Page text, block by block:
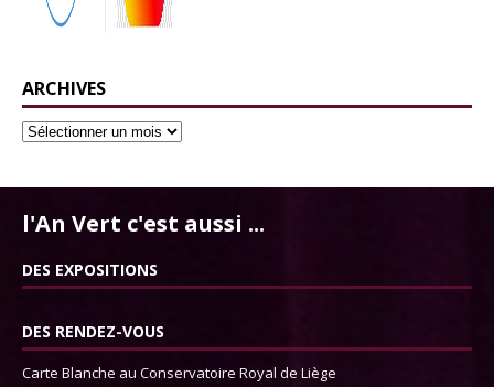
ARCHIVES
l'An Vert c'est aussi ...
DES EXPOSITIONS
DES RENDEZ-VOUS
Carte Blanche au Conservatoire Royal de Liège